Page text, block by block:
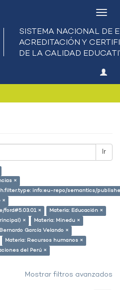
Ir
×
info:eu-repo/semantics/
×
ford#5.03.01 ×
Materia: Educación ×
×
Materia: Minedu ×
García Velando ×
Materia: Recursos humanos ×
del Perú ×
Mostrar filtros avanzados